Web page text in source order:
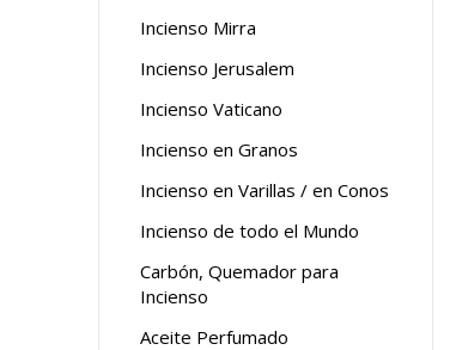
Incienso Mirra
Incienso Jerusalem
Incienso Vaticano
Incienso en Granos
Incienso en Varillas / en Conos
Incienso de todo el Mundo
Carbón, Quemador para
Incienso
Aceite Perfumado